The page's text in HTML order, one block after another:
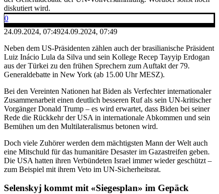
diskutiert wird.
0
24.09.2024, 07:4924.09.2024, 07:49
Neben dem US-Präsidenten zählen auch der brasilianische Präsident
Luiz Inácio Lula da Silva und sein Kollege Recep Tayyip Erdogan
aus der Türkei zu den frühen Sprechern zum Auftakt der 79.
Generaldebatte in New York (ab 15.00 Uhr MESZ).
Bei den Vereinten Nationen hat Biden als Verfechter internationaler
Zusammenarbeit einen deutlich besseren Ruf als sein UN-kritischer
Vorgänger Donald Trump – es wird erwartet, dass Biden bei seiner
Rede die Rückkehr der USA in internationale Abkommen und sein
Bemühen um den Multilateralismus betonen wird.
Doch viele Zuhörer werden dem mächtigsten Mann der Welt auch
eine Mitschuld für das humanitäre Desaster im Gazastreifen geben.
Die USA hatten ihren Verbündeten Israel immer wieder geschützt –
zum Beispiel mit ihrem Veto im UN-Sicherheitsrat.
Selenskyj kommt mit «Siegesplan» im Gepäck